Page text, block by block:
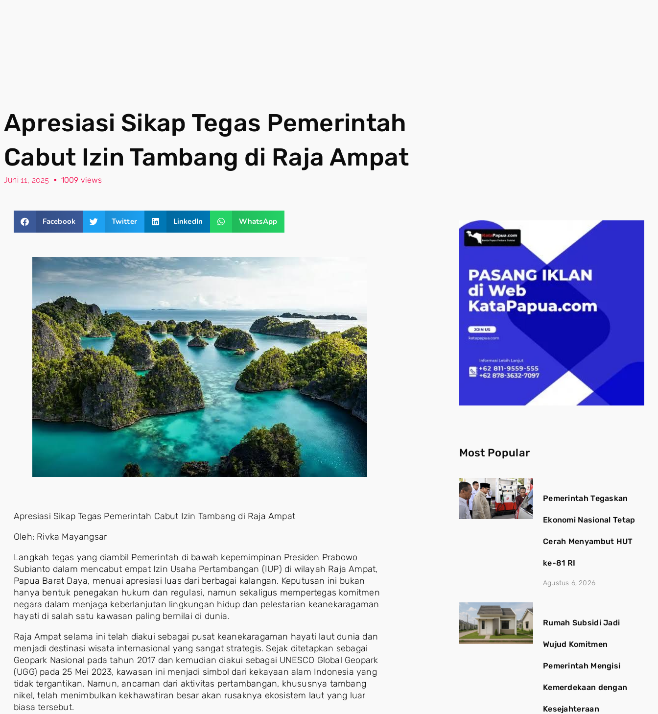
Apresiasi Sikap Tegas Pemerintah
Cabut Izin Tambang di Raja Ampat
Juni 11, 2025 1009 views
Facebook Twitter LinkedIn WhatsApp
Apresiasi Sikap Tegas Pemerintah Cabut Izin Tambang di Raja Ampat
Oleh: Rivka Mayangsar
Langkah tegas yang diambil Pemerintah di bawah kepemimpinan Presiden Prabowo
Subianto dalam mencabut empat Izin Usaha Pertambangan (IUP) di wilayah Raja Ampat,
Papua Barat Daya, menuai apresiasi luas dari berbagai kalangan. Keputusan ini bukan
hanya bentuk penegakan hukum dan regulasi, namun sekaligus mempertegas komitmen
negara dalam menjaga keberlanjutan lingkungan hidup dan pelestarian keanekaragaman
hayati di salah satu kawasan paling bernilai di dunia.
Raja Ampat selama ini telah diakui sebagai pusat keanekaragaman hayati laut dunia dan
menjadi destinasi wisata internasional yang sangat strategis. Sejak ditetapkan sebagai
Geopark Nasional pada tahun 2017 dan kemudian diakui sebagai UNESCO Global Geopark
(UGG) pada 25 Mei 2023, kawasan ini menjadi simbol dari kekayaan alam Indonesia yang
tidak tergantikan. Namun, ancaman dari aktivitas pertambangan, khususnya tambang
nikel, telah menimbulkan kekhawatiran besar akan rusaknya ekosistem laut yang luar
biasa tersebut.
Most Popular
Pemerintah Tegaskan
Ekonomi Nasional Tetap
Cerah Menyambut HUT
ke-81 RI
Agustus 6, 2026
Rumah Subsidi Jadi
Wujud Komitmen
Pemerintah Mengisi
Kemerdekaan dengan
Kesejahteraan